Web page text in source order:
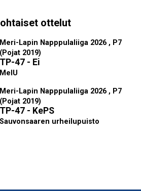
ottelut
Meri-Lapin Napppulaliiga 2026 , P7
(Pojat 2019)
TP-47 - Ei
MelU
Meri-Lapin Napppulaliiga 2026 , P7
(Pojat 2019)
TP-47 - KePS
Sauvonsaaren urheilupuisto